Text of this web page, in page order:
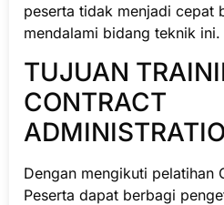
peserta tidak menjadi cepat
mendalami bidang teknik ini.
TUJUAN
CONTRACT
Dengan mengikuti pelatihan
Peserta dapat berbagi